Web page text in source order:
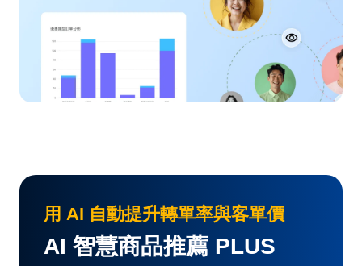
用 AI 自動提升轉單率與客單價
AI 智慧商品推薦 PLUS